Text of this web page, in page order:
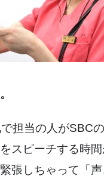
担当の人がSBC
スピーチする時
張しちゃって「